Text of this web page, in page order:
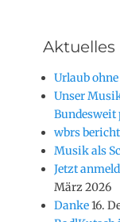
Aktuelles
Urlaub
Unser
wbrs
Musik als
Jetzt
März 2026
Danke16.